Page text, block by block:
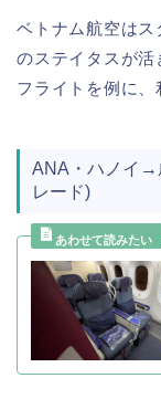
ベトナム航空は
のステイタスが
フライトを例に、
ANA・ハノイ→
レード)